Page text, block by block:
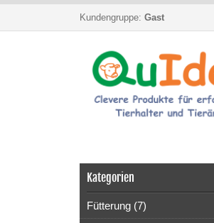
Kundengruppe: Gast
Kategorien
Fütterung (7)